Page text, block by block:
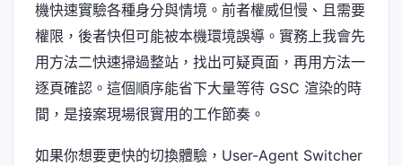
機快速實驗各種身分與情境。前者權威但慢、且需要
權限，後者快但可能被本機環境誤導。實務上我會先
用方法二快速掃過整站，找出可疑頁面，再用方法一
逐頁確認。這個順序能省下大量等待 GSC 渲染的時
間，是接案現場很實用的工作節奏。
如果你想要更快的切換體驗，User-Agent Switcher